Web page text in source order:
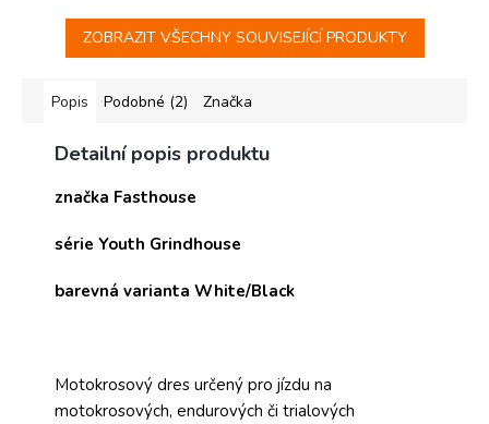
ZOBRAZIT VŠECHNY SOUVISEJÍCÍ PRODUKTY
Popis Podobné (2) Značka
Detailní popis produktu
značka Fasthouse
série Youth Grindhouse
barevná varianta White/Black
Motokrosový dres určený pro jízdu na
motokrosových, endurových či trialových